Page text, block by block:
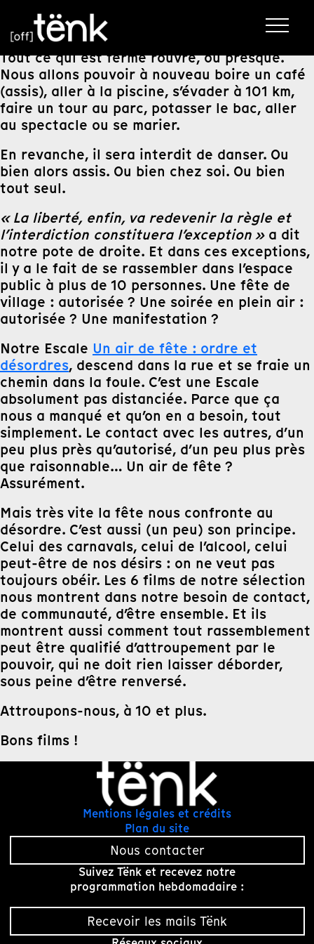
Tout ce qui est fermé rouvre, ou presque.
Nous allons pouvoir à nouveau boire un café
(assis), aller à la piscine, s’évader à 101 km,
faire un tour au parc, potasser le bac, aller
au spectacle ou se marier.
En revanche, il sera interdit de danser. Ou
bien alors assis. Ou bien chez soi. Ou bien
tout seul.
« La liberté, enfin, va redevenir la règle et
l’interdiction constituera l’exception »a dit
notre pote de droite. Et dans ces exceptions,
il y a le fait de se rassembler dans l’espace
public à plus de 10 personnes. Une fête de
village : autorisée ? Une soirée en plein air :
autorisée ? Une manifestation ?
Notre Escale Un air de fête : ordre et
désordres, descend dans la rue et se fraie un
chemin dans la foule. C’est une Escale
absolument pas distanciée. Parce que ça
nous a manqué et qu’on en a besoin, tout
simplement. Le contact avec les autres, d’un
peu plus près qu’autorisé, d’un peu plus près
que raisonnable… Un air de fête ?
Assurément.
Mais très vite la fête nous confronte au
désordre. C’est aussi (un peu) son principe.
Celui des carnavals, celui de l’alcool, celui
peut-être de nos désirs : on ne veut pas
toujours obéir. Les 6 films de notre sélection
nous montrent dans notre besoin de contact,
de communauté, d’être ensemble. Et ils
montrent aussi comment tout rassemblement
peut être qualifié d’attroupement par le
pouvoir, qui ne doit rien laisser déborder,
sous peine d’être renversé.
Attroupons-nous, à 10 et plus.
Bons films !
Mentions légales et crédits
Plan du site
Nous contacter
Suivez Tënk et recevez notre
programmation hebdomadaire :
Recevoir les mails Tënk